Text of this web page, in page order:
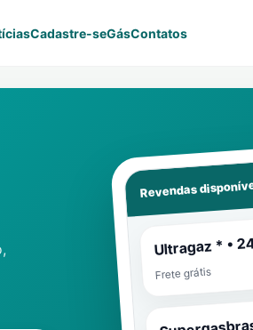
Cadastre-seGásContatos
Revendas
Ultragaz * •
Frete grátis